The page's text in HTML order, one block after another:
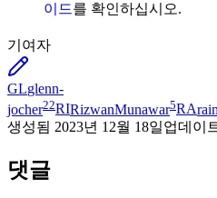
이드를 확인하십시오.
기여자
GLglenn-
jocher22RIRizwanMunawar5RA
생성됨 2023년 12월 18일업데이
댓글